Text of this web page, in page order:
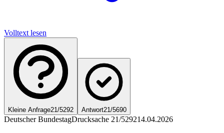
Volltext lesen
Kleine Anfrage21/5292 Antwort21/5690
Deutscher BundestagDrucksache 21/529214.04.2026